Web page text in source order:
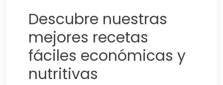
Descubre nuestras
mejores recetas
fáciles económicas y
nutritivas